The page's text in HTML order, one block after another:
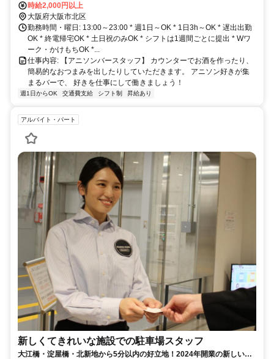
線 東梅田駅 徒歩9分 * 大阪環状線 大阪駅 徒歩10分
時給2,000円以上
大阪府大阪市北区
勤務時間・曜日: 13:00～23:00 * 週1日～OK * 1日3h～OK * 遅出出勤
OK * 終電帰宅OK * 土日祝のみOK * シフトは1週間ごとに提出 * Wワ
ーク・かけもちOK *...
仕事内容: 【アニソンバースタッフ】 カウンターでお酒を作ったり、
簡易的なおつまみを出したりしていただきます。 アニソン好きが集
まるバーで、 好きを仕事にして働きましょう！
週1日からOK 交通費支給 シフト制 昇給あり
アルバイト・パート
新しくてきれいな施設での駐車場スタッフ
大江橋・淀屋橋・北新地から5分以内の好立地！2024年開業の新しい施